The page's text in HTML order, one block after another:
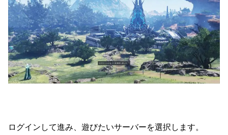
ログインして進み、遊びたいサーバーを選択します。